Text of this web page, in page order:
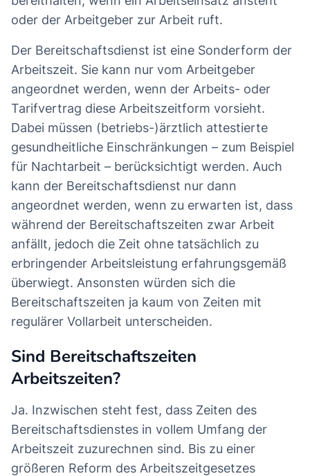
oder der Arbeitgeber zur Arbeit ruft.
Der Bereitschaftsdienst ist eine Sonderform der
Arbeitszeit. Sie kann nur vom Arbeitgeber
angeordnet werden, wenn der Arbeits- oder
Tarifvertrag diese Arbeitszeitform vorsieht.
Dabei müssen (betriebs-)ärztlich attestierte
gesundheitliche Einschränkungen – zum Beispiel
für Nachtarbeit – berücksichtigt werden. Auch
kann der Bereitschaftsdienst nur dann
angeordnet werden, wenn zu erwarten ist, dass
während der Bereitschaftszeiten zwar Arbeit
anfällt, jedoch die Zeit ohne tatsächlich zu
erbringender Arbeitsleistung erfahrungsgemäß
überwiegt. Ansonsten würden sich die
Bereitschaftszeiten ja kaum von Zeiten mit
regulärer Vollarbeit unterscheiden.
Sind Bereitschaftszeiten
Arbeitszeiten?
Ja. Inzwischen steht fest, dass Zeiten des
Bereitschaftsdienstes in vollem Umfang der
Arbeitszeit zuzurechnen sind. Bis zu einer
größeren Reform des Arbeitszeitgesetzes